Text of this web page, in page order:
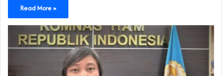
Read More »